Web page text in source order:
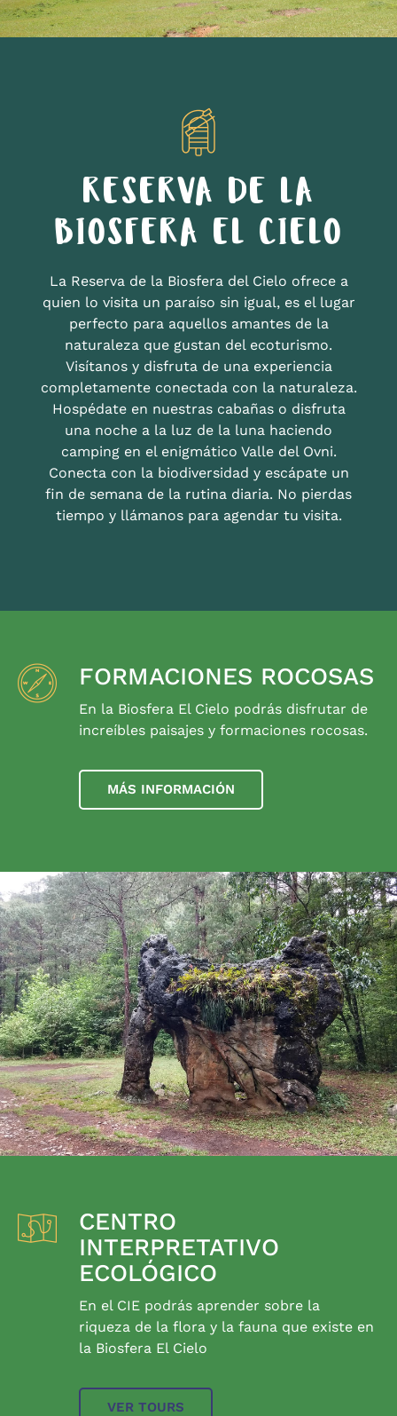
RESERVA DE LA
BIOSFERA EL CIELO
La Reserva de la Biosfera del Cielo ofrece a
quien lo visita un paraíso sin igual, es el lugar
perfecto para aquellos amantes de la
naturaleza que gustan del ecoturismo.
Visítanos y disfruta de una experiencia
completamente conectada con la naturaleza.
Hospédate en nuestras cabañas o disfruta
una noche a la luz de la luna haciendo
camping en el enigmático Valle del Ovni.
Conecta con la biodiversidad y escápate un
fin de semana de la rutina diaria. No pierdas
tiempo y llámanos para agendar tu visita.
FORMACIONES ROCOSAS
En la Biosfera El Cielo podrás disfrutar de
increíbles paisajes y formaciones rocosas.
MÁS INFORMACIÓN
CENTRO
INTERPRETATIVO
ECOLÓGICO
En el CIE podrás aprender sobre la
riqueza de la flora y la fauna que existe en
la Biosfera El Cielo
VER TOURS